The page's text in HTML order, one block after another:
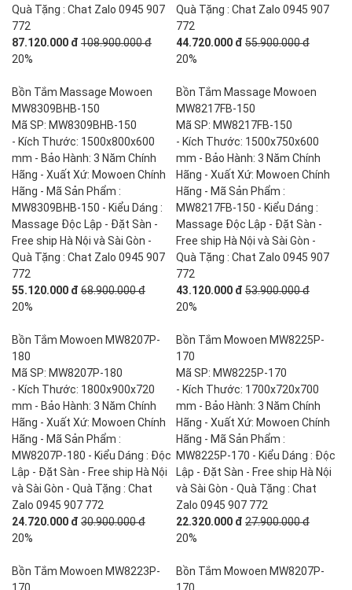
Quà Tặng : Chat Zalo 0945 907
772
87.120.000 đ 108.900.000 đ
20%
Quà Tặng : Chat Zalo 0945 907
772
44.720.000 đ 55.900.000 đ
20%
Bồn Tắm Massage Mowoen
MW8309BHB-150
Mã SP: MW8309BHB-150
- Kích Thước: 1500x800x600
mm - Bảo Hành: 3 Năm Chính
Hãng - Xuất Xứ: Mowoen Chính
Hãng - Mã Sản Phẩm :
MW8309BHB-150 - Kiểu Dáng :
Massage Độc Lập - Đặt Sàn -
Free ship Hà Nội và Sài Gòn -
Quà Tặng : Chat Zalo 0945 907
772
55.120.000 đ 68.900.000 đ
20%
Bồn Tắm Massage Mowoen
MW8217FB-150
Mã SP: MW8217FB-150
- Kích Thước: 1500x750x600
mm - Bảo Hành: 3 Năm Chính
Hãng - Xuất Xứ: Mowoen Chính
Hãng - Mã Sản Phẩm :
MW8217FB-150 - Kiểu Dáng :
Massage Độc Lập - Đặt Sàn -
Free ship Hà Nội và Sài Gòn -
Quà Tặng : Chat Zalo 0945 907
772
43.120.000 đ 53.900.000 đ
20%
Bồn Tắm Mowoen MW8207P-
180
Mã SP: MW8207P-180
- Kích Thước: 1800x900x720
mm - Bảo Hành: 3 Năm Chính
Hãng - Xuất Xứ: Mowoen Chính
Hãng - Mã Sản Phẩm :
MW8207P-180 - Kiểu Dáng : Độc
Lập - Đặt Sàn - Free ship Hà Nội
và Sài Gòn - Quà Tặng : Chat
Zalo 0945 907 772
24.720.000 đ 30.900.000 đ
20%
Bồn Tắm Mowoen MW8225P-
170
Mã SP: MW8225P-170
- Kích Thước: 1700x720x700
mm - Bảo Hành: 3 Năm Chính
Hãng - Xuất Xứ: Mowoen Chính
Hãng - Mã Sản Phẩm :
MW8225P-170 - Kiểu Dáng : Độc
Lập - Đặt Sàn - Free ship Hà Nội
và Sài Gòn - Quà Tặng : Chat
Zalo 0945 907 772
22.320.000 đ 27.900.000 đ
20%
Bồn Tắm Mowoen MW8223P-
Bồn Tắm Mowoen MW8207P-